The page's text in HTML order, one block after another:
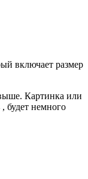
включает размер
Картинка или
будет немного